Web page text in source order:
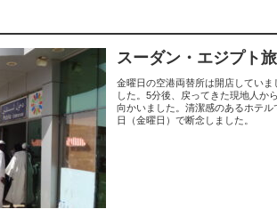
スーダン・エジプト旅
金曜日の空港両替所は開店してい
した。5分後、戻ってきた現地人か
向かいました。清潔感のあるホテ
日（金曜日）で断念しました。